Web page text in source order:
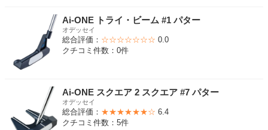
Ai-ONE トライ・ビーム #1 パター
オデッセイ
総合評価： ☆☆☆☆☆☆☆ 0.0
クチコミ件数：0件
Ai-ONE スクエア 2 スクエア #7 パター
オデッセイ
総合評価： ★★★★★★☆ 6.4
クチコミ件数：5件